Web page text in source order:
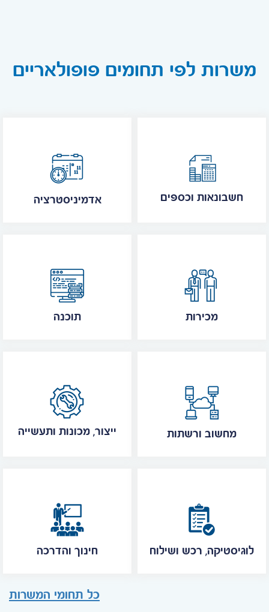
משרות לפי תחומים פופולאריים
אדמיניסטרציה חשבונאות וכספים
תוכנה מכירות
ייצור, מכונות ותעשייה מחשוב ורשתות
חינוך והדרכה לוגיסטיקה, רכש ושילוח
כל תחומי המשרות